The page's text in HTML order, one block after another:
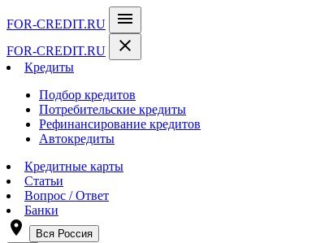
FOR-CREDIT.RU menu
FOR-CREDIT.RU close
Кредиты
Подбор кредитов
Потребительские кредиты
Рефинансирование кредитов
Автокредиты
Кредитные карты
Статьи
Вопрос / Ответ
Банки
room Вся Россия